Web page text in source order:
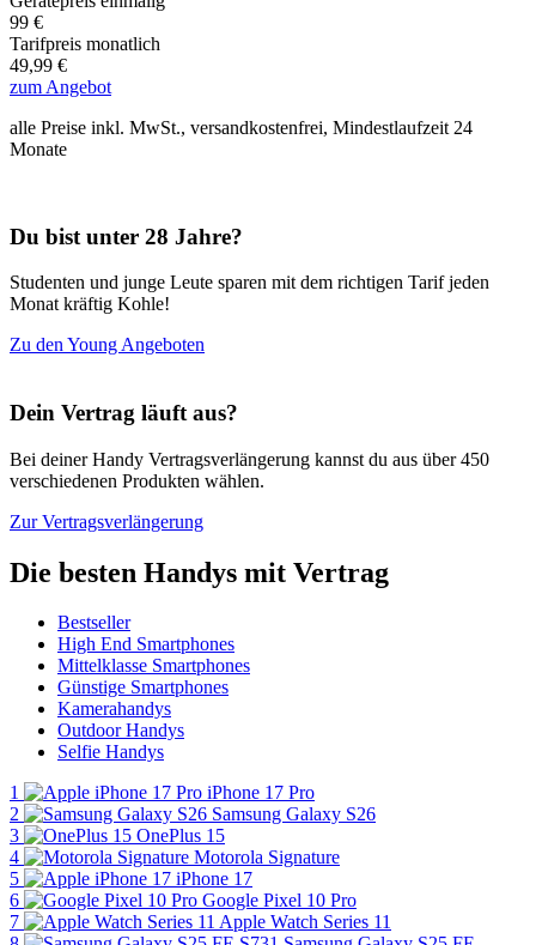
99 €
Tarifpreis monatlich
49,99 €
zum Angebot
alle Preise inkl. MwSt., versandkostenfrei, Mindestlaufzeit 24
Monate
Du bist unter 28 Jahre?
Studenten und junge Leute sparen mit dem richtigen Tarif jeden
Monat kräftig Kohle!
Zu den Young Angeboten
Dein Vertrag läuft aus?
Bei deiner Handy Vertragsverlängerung kannst du aus über 450
verschiedenen Produkten wählen.
Zur Vertragsverlängerung
Die besten Handys mit Vertrag
Bestseller
High End Smartphones
Mittelklasse Smartphones
Günstige Smartphones
Kamerahandys
Outdoor Handys
Selfie Handys
1
iPhone 17 Pro
2
Samsung Galaxy S26
3
OnePlus 15
4
Motorola Signature
5
iPhone 17
6
Google Pixel 10 Pro
7
Apple Watch Series 11